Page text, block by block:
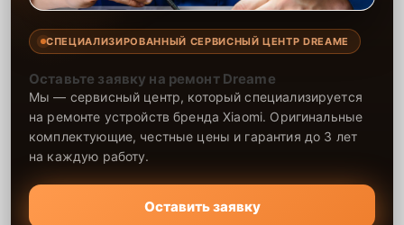
СПЕЦИАЛИЗИРОВАННЫЙ СЕРВИСНЫЙ ЦЕНТР DREAME
Оставьте заявку на ремонт Dreame
Мы — сервисный центр, который специализируется
на ремонте устройств бренда Xiaomi. Оригинальные
комплектующие, честные цены и гарантия до 3 лет
на каждую работу.
Оставить заявку